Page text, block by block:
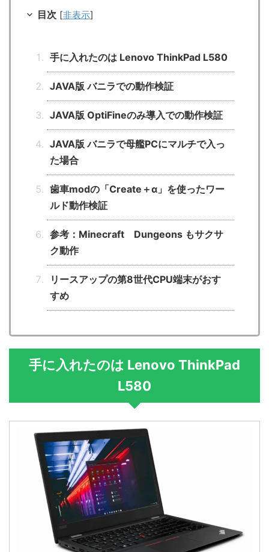
目次 [非表示]
手に入れたのは Lenovo ThinkPad L580
JAVA版 バニラでの動作検証
JAVA版 OptiFineのみ導入での動作検証
JAVA版 バニラで母艦PCにマルチで入っ
た場合
歯車modの「Create＋α」を使ったワー
ルド動作検証
参考：Minecraft Dungeons もサクサ
ク動作
リースアップの第8世代CPU端末がおす
すめ
手に入れたのは Lenovo ThinkPad
L580